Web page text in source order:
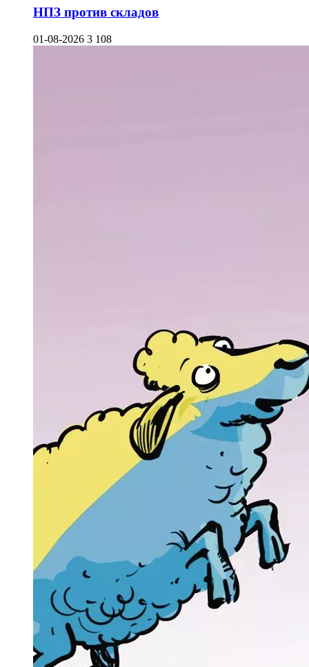
НПЗ против складов
01-08-2026 3 108